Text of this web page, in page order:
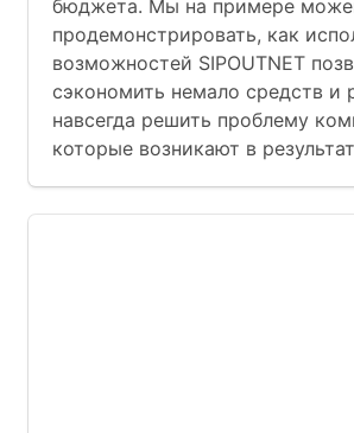
бюджета. Мы на примере
продемонстрировать, как
возможностей SIPOUTNET
сэкономить немало средств и
навсегда решить проблему
которые возникают в